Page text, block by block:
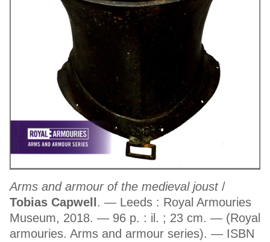
Arms and armour of the medieval joust/
Tobias Capwell. — Leeds : Royal Armouries
Museum, 2018. — 96 p. : il. ; 23 cm. — (Royal
armouries. Arms and armour series). — ISBN